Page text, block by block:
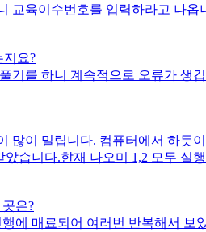
교육이수번호를 입력하라고 나
지요?
기를 하니 계속적으로 오류가 생
많이 밀립니다. 컴퓨터에서 하듯
습니다.햔재 나오미 1,2 모두 실
은?
에 매료되어 여러번 반복해서